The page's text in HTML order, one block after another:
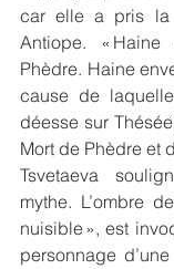
car elle a pris
Antiope. « Haine
Phèdre. Haine
cause de
déesse sur
Mort de Phèdre et
Tsvetaeva
mythe. L’ombre
nuisible », est
personnage